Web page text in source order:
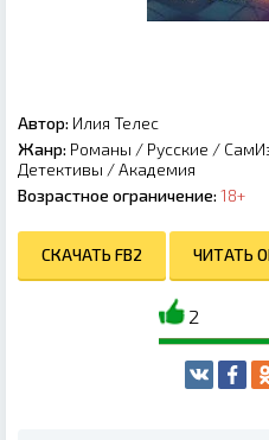
Автор: Илия Телес
Жанр: Романы / Русские /
Детективы /Академия
Возрастное ограничение: 18+
СКАЧАТЬ FB2 ЧИТАТЬ
2